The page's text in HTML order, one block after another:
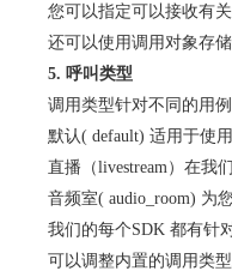
您可以指定可以接收有
还可以使用调用对象存
5. 呼叫类型
调用类型针对不同的用
默认( default) 适用于使
直播（livestream）在我
音频室( audio_room) 为
我们的每个SDK 都有针
可以调整内置的调用类